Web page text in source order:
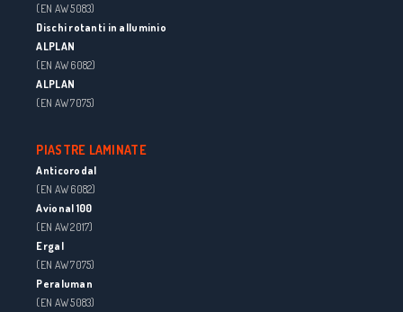
(EN AW 5083)
Dischi rotanti in alluminio
ALPLAN
(EN AW 6082)
ALPLAN
(EN AW 7075)
PIASTRE LAMINATE
Anticorodal
(EN AW 6082)
Avional 100
(EN AW 2017)
Ergal
(EN AW 7075)
Peraluman
(EN AW 5083)